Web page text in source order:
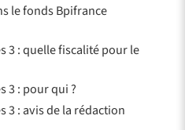
le fonds Bpifrance
3 : quelle fiscalité pour le
3 : pour qui ?
3 : avis de la rédaction